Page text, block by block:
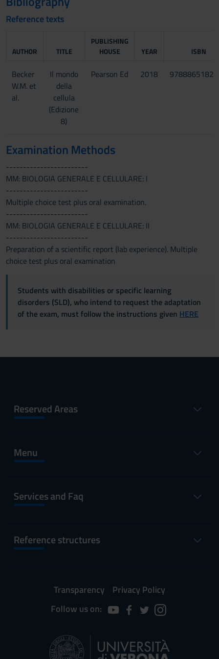
Reference texts
AUTHOR TITLE
PUBLISHING
HOUSE
YEAR ISBN
Becker
W.M. et
al.
Il mondo
della
cellula
(Edizione
8)
Pearson Ed 2018
Examination Methods
------------------------
MM: BIOLOGIA GENERALE E CELLULARE: I
------------------------
Multiple choice test plus oral examination.
------------------------
MM: BIOLOGIA GENERALE E CELLULARE: II
------------------------
Preparation of a scientific report (lab experience). Multiple
choice test plus oral examination
Students with disabilities or specific learning
disorders (SLD), who intend to request the adaptation
of the exam, must follow the instructions given HERE
Reserved Areas
Menu
Services and Faq
Reference structures
Transparency
Privacy Policy
Follow us on: